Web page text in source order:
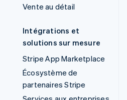
Vente au détail
Intégrations et
solutions sur mesure
Stripe App Marketplace
Écosystème de
partenaires Stripe